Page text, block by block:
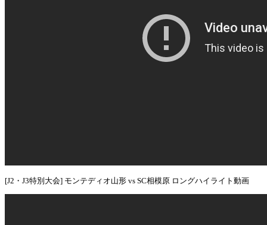
[J2・J3特別大会] モンテディオ山形 vs SC相模原 ロングハイライト動画